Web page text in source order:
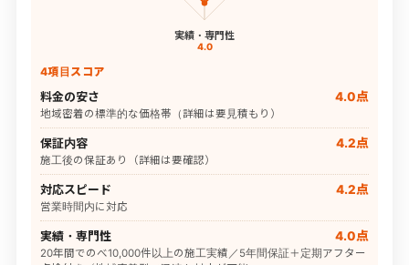
実績・専門性
4.0
4項目スコア
料金の安さ 4.0点
地域密着の標準的な価格帯（詳細は要見積もり）
保証内容 4.2点
施工後の保証あり（詳細は要確認）
対応スピード 4.2点
営業時間内に対応
実績・専門性 4.0点
20年間でのべ10,000件以上の施工実績／5年間保証＋定期アフター